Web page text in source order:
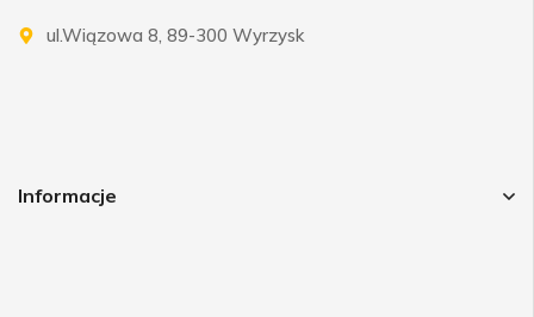
ul.Wiązowa 8, 89-300 Wyrzysk
Informacje